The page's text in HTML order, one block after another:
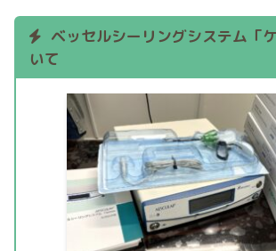
ベッセルシーリングシステム「
いて